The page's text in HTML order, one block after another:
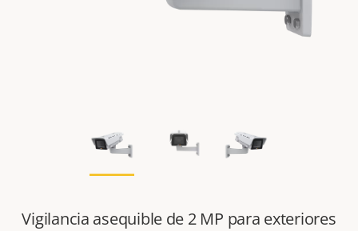
Vigilancia asequible de 2 MP para exteriores